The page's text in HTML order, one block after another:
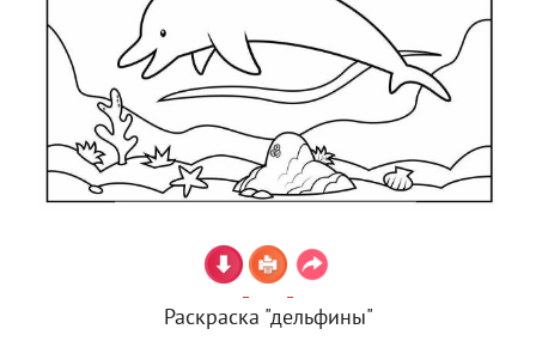
Раскраска "дельфины"